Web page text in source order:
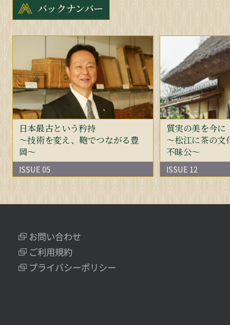
バックナンバー
日本最古という矜持
～技術を変え、鞄でつながる豊
岡～
ISSUE 05
質実の美を今に
～松江に茶の文
不昧公～
ISSUE 12
お問い合わせ
ご利用規約
プライバシーポリシー